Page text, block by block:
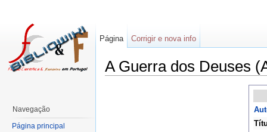
A Guerra dos Deuses
Página Corrigir e nova info
Navegação
Página principal